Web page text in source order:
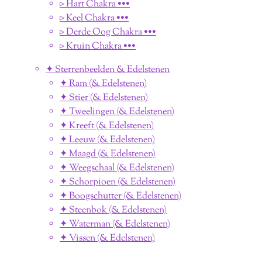
▹ Hart Chakra •••
▹ Keel Chakra •••
▹ Derde Oog Chakra •••
▹ Kruin Chakra •••
✦ Sterrenbeelden & Edelstenen
✦ Ram (& Edelstenen)
✦ Stier (& Edelstenen)
✦ Tweelingen (& Edelstenen)
✦ Kreeft (& Edelstenen)
✦ Leeuw (& Edelstenen)
✦ Maagd (& Edelstenen)
✦ Weegschaal (& Edelstenen)
✦ Schorpioen (& Edelstenen)
✦ Boogschutter (& Edelstenen)
✦ Steenbok (& Edelstenen)
✦ Waterman (& Edelstenen)
✦ Vissen (& Edelstenen)